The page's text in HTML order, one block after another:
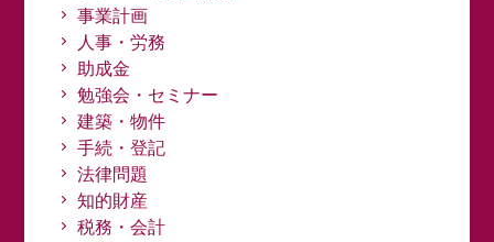
事業計画
人事・労務
助成金
勉強会・セミナー
建築・物件
手続・登記
法律問題
知的財産
税務・会計